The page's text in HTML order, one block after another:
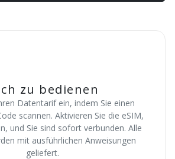
zu bedienen
Datentarif ein, indem Sie einen
scannen. Aktivieren Sie die eSIM,
und Sie sind sofort verbunden. Alle
mit ausführlichen Anweisungen
geliefert.